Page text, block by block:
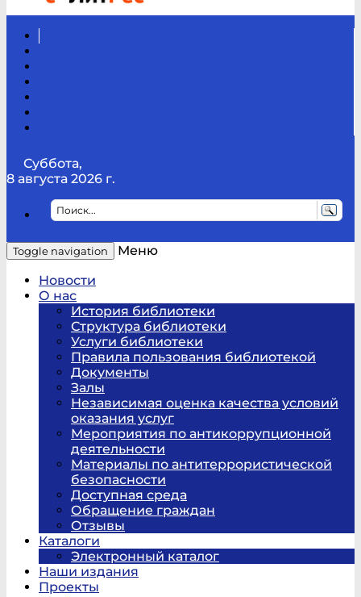
Суббота,
8 августа 2026 г.
Toggle navigation
Меню
Новости
О нас
История библиотеки
Структура библиотеки
Услуги библиотеки
Правила пользования библиотекой
Документы
Залы
Независимая оценка качества условий
оказания услуг
Мероприятия по антикоррупционной
деятельности
Материалы по антитеррористической
безопасности
Доступная среда
Обращение граждан
Отзывы
Каталоги
Электронный каталог
Наши издания
Проекты